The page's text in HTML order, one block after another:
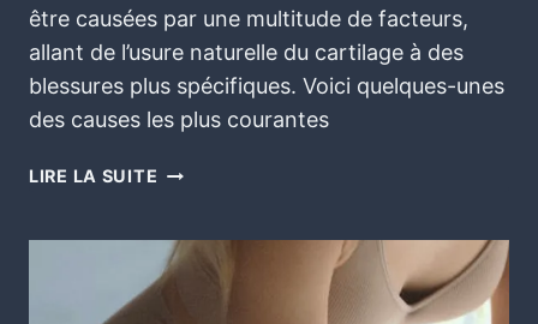
être causées par une multitude de facteurs,
allant de l’usure naturelle du cartilage à des
blessures plus spécifiques. Voici quelques-unes
des causes les plus courantes
LIRE LA SUITE